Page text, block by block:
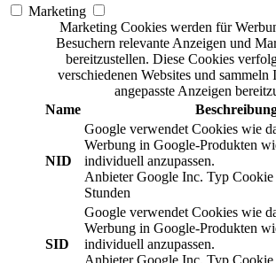
Marketing
Marketing Cookies werden für
Besuchern relevante Anzeigen und
bereitzustellen. Diese Cookies
verschiedenen Websites und
angepasste Anzeigen
Name
NID
Google verwendet Cookies wie
Werbung in Google-Produkten
individuell anzupassen.
Anbieter Google Inc. Typ Cookie
Stunden
SID
Google verwendet Cookies wie
Werbung in Google-Produkten
individuell anzupassen.